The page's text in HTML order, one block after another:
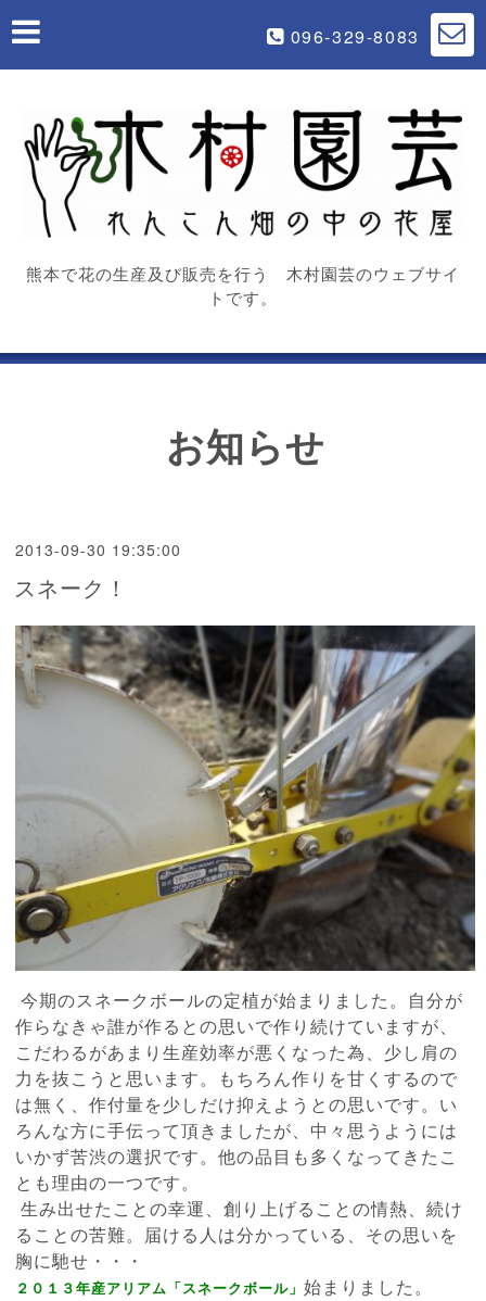
096-329-8083
熊本で花の生産及び販売を行う 木村園芸のウェブサイ
トです。
お知らせ
2013-09-30 19:35:00
スネーク！
今期のスネークボールの定植が始まりました。自分が
作らなきゃ誰が作るとの思いで作り続けていますが、
こだわるがあまり生産効率が悪くなった為、少し肩の
力を抜こうと思います。もちろん作りを甘くするので
は無く、作付量を少しだけ抑えようとの思いです。い
ろんな方に手伝って頂きましたが、中々思うようには
いかず苦渋の選択です。他の品目も多くなってきたこ
とも理由の一つです。
生み出せたことの幸運、創り上げることの情熱、続け
ることの苦難。届ける人は分かっている、その思いを
胸に馳せ・・・
２０１３年産アリアム「スネークボール」始まりました。